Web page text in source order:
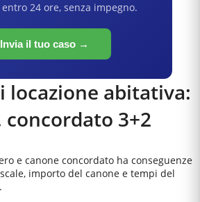
24 ore, senza impegno.
Invia il tuo caso →
locazione abitativa:
concordato 3+2
e canone concordato ha conseguenze
importo del canone e tempi del